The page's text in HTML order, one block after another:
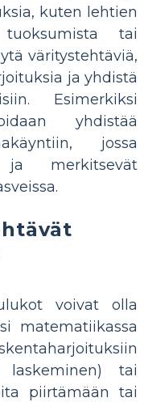
kuten lehtien
tai
väritystehtäviä,
ja yhdistä
Esimerkiksi
yhdistää
jossa
ja merkitsevät
voivat olla
matematiikassa
tai
piirtämään tai